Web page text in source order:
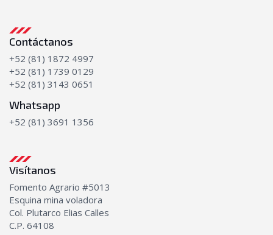
Contáctanos
+52 (81) 1872 4997
+52 (81) 1739 0129
+52 (81) 3143 0651
Whatsapp
+52 (81) 3691 1356
Visítanos
Fomento Agrario #5013
Esquina mina voladora
Col. Plutarco Elias Calles
C.P. 64108